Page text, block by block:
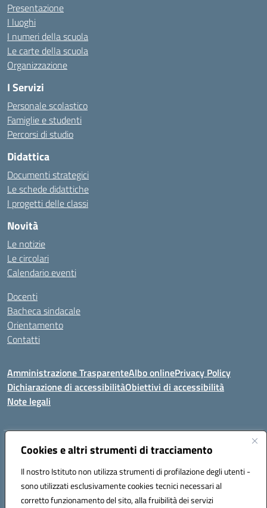
Cookies e altri strumenti di tracciamento
Il nostro Istituto non utilizza strumenti di profilazione degli utenti -
sono utilizzati esclusivamente cookies tecnici necessari al
corretto funzionamento del sito, alla fruibilità dei servizi
Presentazione
I luoghi
I numeri della scuola
Le carte della scuola
Organizzazione
I Servizi
Personale scolastico
Famiglie e studenti
Percorsi di studio
Didattica
Documenti strategici
Le schede didattiche
I progetti delle classi
Novità
Le notizie
Le circolari
Calendario eventi
Docenti
Bacheca sindacale
Orientamento
Contatti
Amministrazione TrasparenteAlbo onlinePrivacy Policy
Dichiarazione di accessibilitàObiettivi di accessibilità
Note legali
Indirizzo:Viale P. Togliatti snc 67039 Sulmona (AQ)
Posta elettronica certificata (PEC):aqis01900g@pec.istruzione.it
Codice fiscale: 92025400661